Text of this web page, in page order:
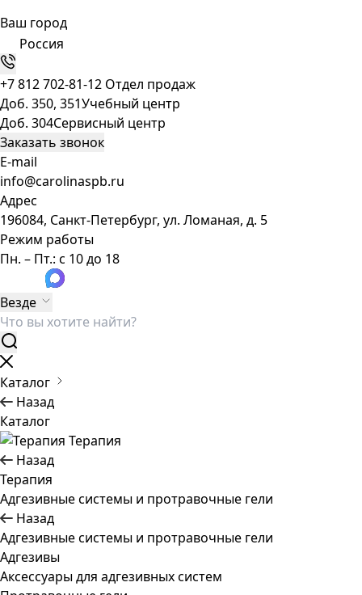
Ваш город
Россия
+7 812 702-81-12 Отдел продаж
Доб. 350, 351Учебный центр
Доб. 304Сервисный центр
Заказать звонок
E-mail
info@carolinaspb.ru
Адрес
196084, Санкт-Петербург, ул. Ломаная, д. 5
Режим работы
Пн. – Пт.: с 10 до 18
Везде
Каталог
Назад
Каталог
Терапия
Назад
Терапия
Адгезивные системы и протравочные гели
Назад
Адгезивные системы и протравочные гели
Адгезивы
Аксессуары для адгезивных систем